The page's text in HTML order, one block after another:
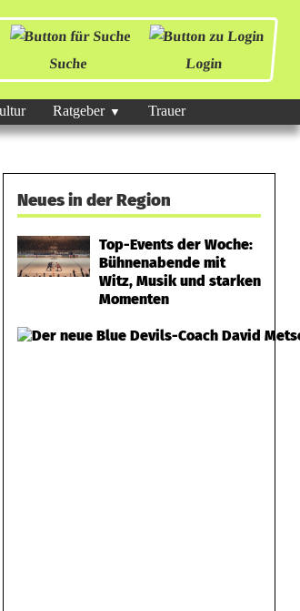
Suche Login
Ratgeber Trauer
Neues in der Region
Top-Events der Woche:
Bühnenabende mit
Witz, Musik und starken
Momenten